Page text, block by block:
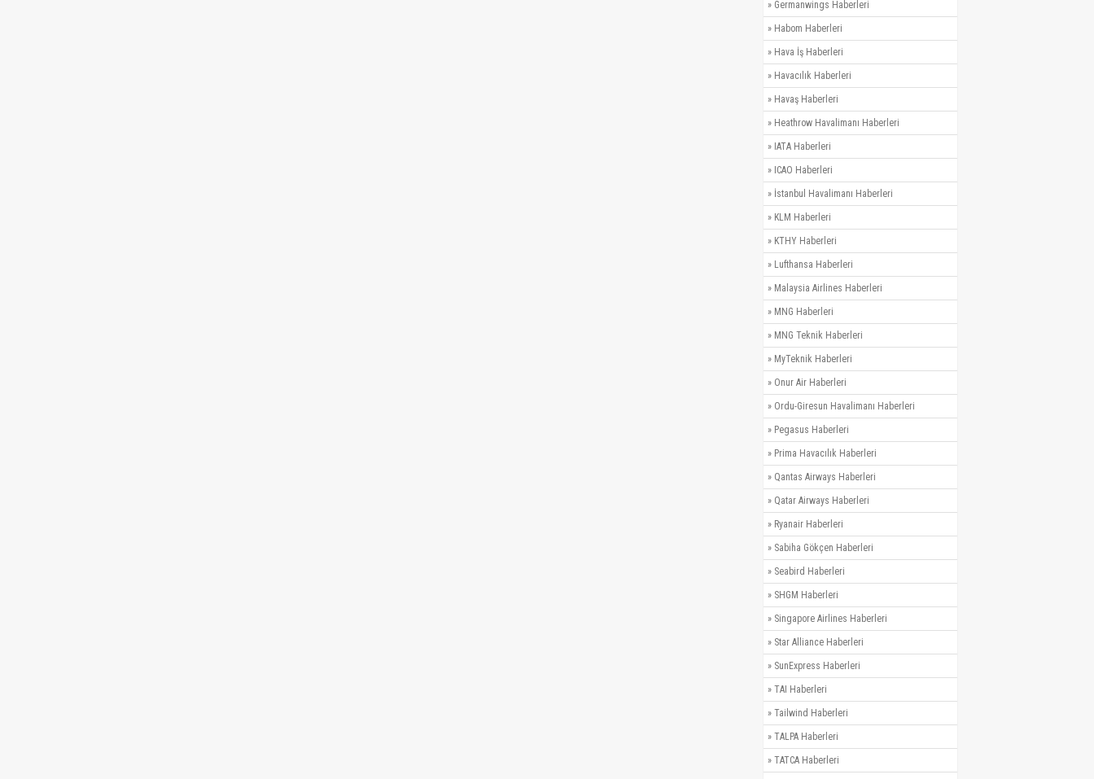
» Germanwings Haberleri
» Habom Haberleri
» Hava İş Haberleri
» Havacılık Haberleri
» Havaş Haberleri
» Heathrow Havalimanı Haberleri
» IATA Haberleri
» ICAO Haberleri
» İstanbul Havalimanı Haberleri
» KLM Haberleri
» KTHY Haberleri
» Lufthansa Haberleri
» Malaysia Airlines Haberleri
» MNG Haberleri
» MNG Teknik Haberleri
» MyTeknik Haberleri
» Onur Air Haberleri
» Ordu-Giresun Havalimanı Haberleri
» Pegasus Haberleri
» Prima Havacılık Haberleri
» Qantas Airways Haberleri
» Qatar Airways Haberleri
» Ryanair Haberleri
» Sabiha Gökçen Haberleri
» Seabird Haberleri
» SHGM Haberleri
» Singapore Airlines Haberleri
» Star Alliance Haberleri
» SunExpress Haberleri
» TAI Haberleri
» Tailwind Haberleri
» TALPA Haberleri
» TATCA Haberleri